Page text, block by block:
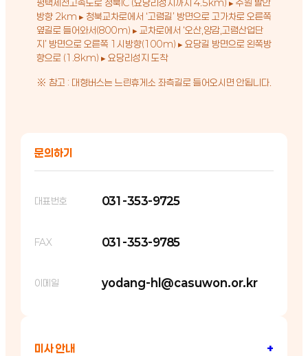
평택제천고속도로 청북IC (요당리성지까지 4.5km) ▸ 수원 발안
방향 2km ▸ 청북교차로에서 ‘고렴길’ 방면으로 고가차로 오른쪽
옆길로 들어와서(800m) ▸ 교차로에서 ‘오산,양감,고렴산업단
지’ 방면으로 오른쪽 1시방향(100m) ▸ 요당길 방면으로 왼쪽방
향으로 (1.8km) ▸ 요당리성지 도착
※ 참고 : 대형버스는 느린휴게소 좌측길로 들어오시면 안됩니다.
문의하기
대표번호 031-353-9725
FAX 031-353-9785
이메일 yodang-hl@casuwon.or.kr
미사 안내 +